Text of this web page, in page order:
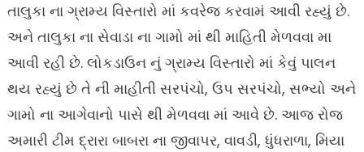
તાલુકા ના ગ્રામ્ય વિસ્તારો માં કવરેજ કરવામં આવી રહ્યું છે.
અને તાલુકા ના સેવાડા ના ગામો માં થી માહિતી મેળવવા મા
આવી રહી છે. લોકડાઉન નું ગ્રામ્ય વિસ્તારો માં કેવું પાલન
થય રહ્યું છે તે ની માહીતી સરપંચો, ઉપ સરપંચો, સભ્યો અને
ગામો ના આગેવાનો પાસે થી મેળવવા માં આવે છે. આજ રોજ
અમારી ટીમ દ્રારા બાબરા ના જીવાપર, વાવડી, ધુંધરાળા, મિયા